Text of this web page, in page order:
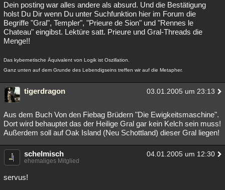
Dein posting war alles andere als absurd. Und die Bestätigung
holst Du Dir wenn Du unter Suchfunktion hier im Forum die
Begriffe "Gral", Templer", "Prieure de Sion" und "Rennes le
Chateau" eingibst. Lektüre satt. Prieure und Gral-Threads die
Menge!!
Das kybernetische Äquivalent von Logik ist Oszillation.
Ganz unten auf dem Grunde des Lebendigseins treffen wir auf die Metapher.
tigerdragon 03.01.2005 um 23:13
Aus dem Buch Von den Fiebag Brüdern "Die Ewigkeitsmaschine".
Dort wird behauptet das der Heilige Gral gar kein Kelch sein muss!
Außerdem soll auf Oak Island (Neu Schottland) dieser Gral liegen!
schelmisch 04.01.2005 um 12:30
ehemaliges Mitglied
servus!